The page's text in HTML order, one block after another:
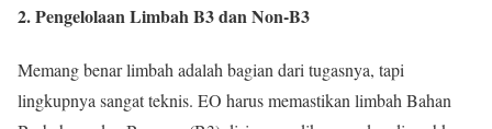
2. Pengelolaan Limbah B3 dan Non-B3
Memang benar limbah adalah bagian dari tugasnya, tapi
lingkupnya sangat teknis. EO harus memastikan limbah Bahan